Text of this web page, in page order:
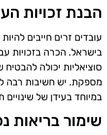
הבנת זכויות
עובדים זרים חייבים
בישראל. הכרה בזכויות
סוציאליות יכולה להבטיח
מספקת. יש חשיבות רבה
במיוחד בעידן של
שימור בריאות